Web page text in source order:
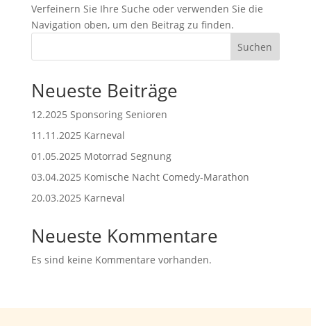
Verfeinern Sie Ihre Suche oder verwenden Sie die
Navigation oben, um den Beitrag zu finden.
Suchen
Neueste Beiträge
12.2025 Sponsoring Senioren
11.11.2025 Karneval
01.05.2025 Motorrad Segnung
03.04.2025 Komische Nacht Comedy-Marathon
20.03.2025 Karneval
Neueste Kommentare
Es sind keine Kommentare vorhanden.